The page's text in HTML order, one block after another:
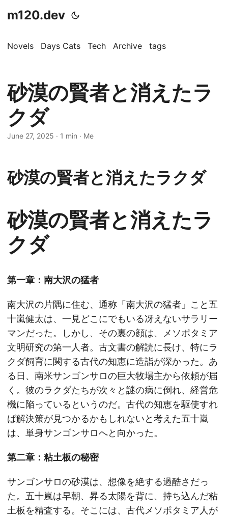
m120.dev
Novels Days Cats Tech Archive tags
砂漠の賢者と消えたラ
クダ
June 27, 2025 · 1 min · Me
砂漠の賢者と消えたラクダ
砂漠の賢者と消えたラ
クダ
第一章：南大沢の猛者
南大沢の片隅に住む、通称「南大沢の猛者」こと五
十嵐健太は、一見どこにでもいる冴えないサラリー
マンだった。しかし、その裏の顔は、メソポタミア
文明研究の第一人者。古文書の解読に長け、特にラ
クダ飼育に関する古代の知恵に造詣が深かった。あ
る日、南米サンゴンサロの巨大牧場主から依頼が届
く。彼のラクダたちが次々と謎の病に倒れ、経営危
機に陥っているというのだ。古代の知恵を駆使すれ
ば解決策が見つかるかもしれないと考えた五十嵐
は、単身サンゴンサロへと向かった。
第二章：粘土板の秘密
サンゴンサロの砂漠は、想像を絶する過酷さだっ
た。五十嵐は早朝、昇る太陽を背に、持ち込んだ粘
土板を精査する。そこには、古代メソポタミア人が